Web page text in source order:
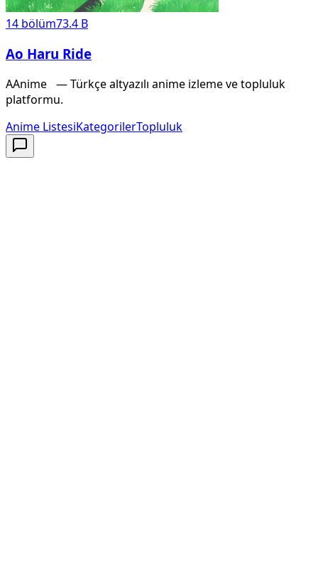
14 bölüm73.4 B
Ao Haru Ride
AAnime — Türkçe altyazılı anime izleme ve topluluk
platformu.
Anime ListesiKategorilerTopluluk